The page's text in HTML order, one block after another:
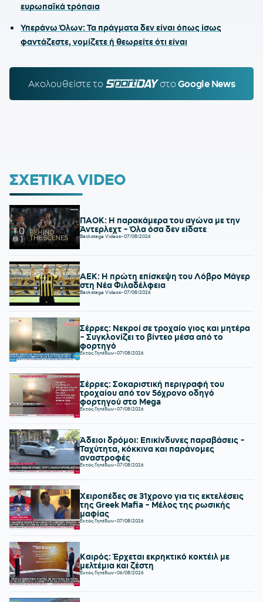
ευρωπαϊκά τρόπαια
Υπεράνω Όλων: Τα πράγματα δεν είναι όπως ίσως
φαντάζεστε, νομίζετε ή θεωρείτε ότι είναι
Ακολουθείστε τo SPORTDAY.GR
στοGoogle News
ΣΧΕΤΙΚΑ VIDEO
ΠΑΟΚ: Η παρακάμερα του αγώνα με την
Άντερλεχτ - Όλα όσα δεν είδατε
Backstage Videos-07/08/2026
ΑΕΚ: Η πρώτη επίσκεψη του Λόβρο Μάγερ
στη Νέα Φιλαδέλφεια
Backstage Videos-07/08/2026
Σέρρες: Νεκροί σε τροχαίο γιος και μητέρα
- Συγκλονίζει το βίντεο μέσα από το
φορτηγό
Εκτός Γηπέδων-07/08/2026
Σέρρες: Σοκαριστική περιγραφή του
τροχαίου από τον 56χρονο οδηγό
φορτηγού στο Mega
Εκτός Γηπέδων-07/08/2026
Άδειοι δρόμοι: Επικίνδυνες παραβάσεις -
Ταχύτητα, κόκκινα και παράνομες
αναστροφές
Εκτός Γηπέδων-07/08/2026
Χειροπέδες σε 31χρονο για τις εκτελέσεις
της Greek Mafia - Μέλος της ρωσικής
μαφίας
Εκτός Γηπέδων-07/08/2026
Καιρός: Έρχεται εκρηκτικό κοκτέιλ με
μελτέμια και ζέστη
Εκτός Γηπέδων-06/08/2026